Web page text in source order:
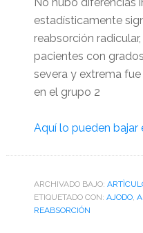
estadísticamente
reabsorción radicular,
pacientes con
severa y extrema
en el grupo 2
Aquí lo pueden bajar
ARCHIVADO BAJO:
ETIQUETADO CON: AJODO,
REABSORCIÓN